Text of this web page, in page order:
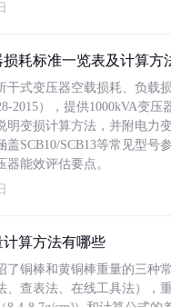
耗标准一览表及计算方
干式变压器空载损耗、负载
2015），提供1000kVA变压
明变损计算方法，并附电力
盖SCB10/SCB13等常见型号
器能效评估要点。
算方法有哪些
了铜棒和黄铜棒重量的三种
、查表法、在线工具法），